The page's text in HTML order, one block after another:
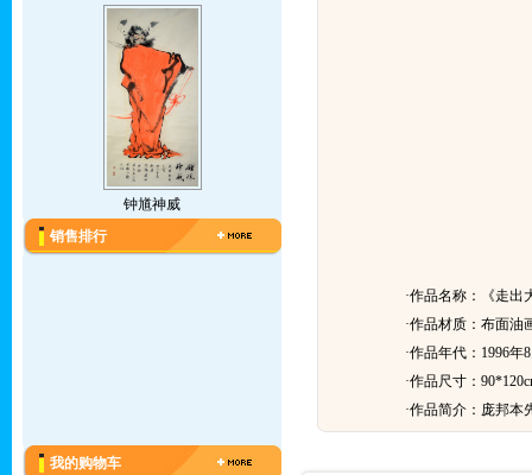
钟馗神威
销售排行
我的购物车
·作品名称：《走出
·作品材质：布面油
·作品年代：1996年
·作品尺寸：
·作品简介： 庞邦本